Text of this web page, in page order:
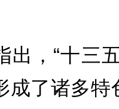
，“十三五
成了诸多特